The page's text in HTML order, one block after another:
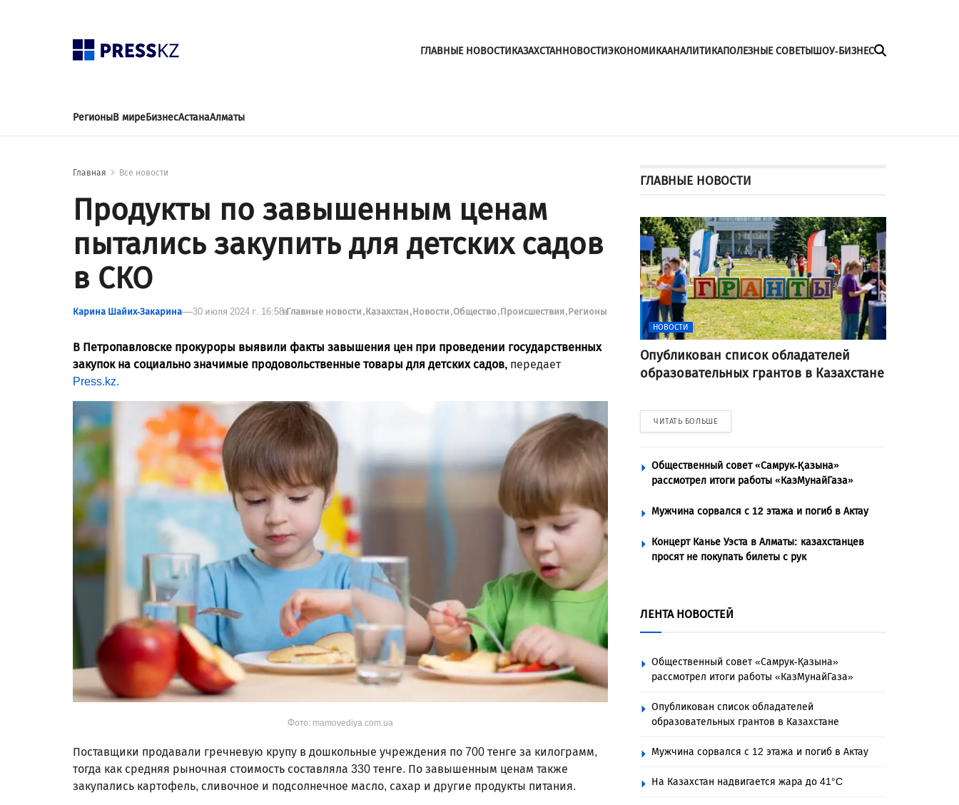
ГЛАВНЫЕ НОВОСТИКАЗАХСТАННОВОСТИЭКОНОМИКААНАЛИТИКАПОЛЕЗНЫЕ СОВЕТЫШОУ-БИЗНЕС
РегионыВ миреБизнесАстанаАлматы
Главная Все новости
Продукты по завышенным ценам
пытались закупить для детских садов
в СКО
Карина Шайих-Закарина 30 июля 2024 г. 16:58вГлавные новости Казахстан НовостиОбщество Происшествия Регионы
В Петропавловске прокуроры выявили факты завышения цен при проведении государственных
закупок на социально значимые продовольственные товары для детских садов, передает
Press.kz.
Фото: mamovediya.com.ua
Поставщики продавали гречневую крупу в дошкольные учреждения по 700 тенге за килограмм,
тогда как средняя рыночная стоимость составляла 330 тенге. По завышенным ценам также
закупались картофель, сливочное и подсолнечное масло, сахар и другие продукты питания.
ГЛАВНЫЕ НОВОСТИ
НОВОСТИ
Опубликован список обладателей
образовательных грантов в Казахстане
ЧИТАТЬ БОЛЬШЕ
Общественный совет «Самрук-Қазына»
рассмотрел итоги работы «КазМунайГаза»
Мужчина сорвался с 12 этажа и погиб в Актау
Концерт Канье Уэста в Алматы: казахстанцев
просят не покупать билеты с рук
ЛЕНТА НОВОСТЕЙ
Общественный совет «Самрук-Қазына»
рассмотрел итоги работы «КазМунайГаза»
Опубликован список обладателей
образовательных грантов в Казахстане
Мужчина сорвался с 12 этажа и погиб в Актау
На Казахстан надвигается жара до 41°C